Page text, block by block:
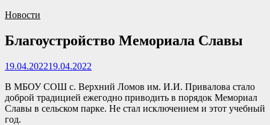
Новости
Благоустройство Мемориала Славы
19.04.202219.04.2022
В МБОУ СОШ с. Верхний Ломов им. И.И. Привалова стало
доброй традицией ежегодно приводить в порядок Мемориал
Славы в сельском парке. Не стал исключением и этот учебный
год.